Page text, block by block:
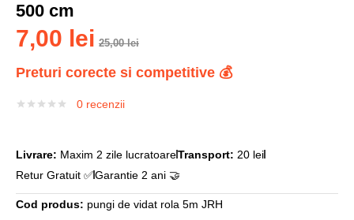
500 cm
7,00 lei 25,00lei
Preturi corecte si competitive 💰
0 recenzii
Livrare: Maxim 2 zile lucratoareTransport: 20 lei
Retur Gratuit ✅Garantie 2 ani 🤝
Cod produs: pungi de vidat rola 5m JRH